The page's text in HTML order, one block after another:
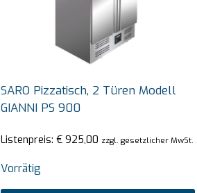
SARO Pizzatisch, 2 Türen Modell
GIANNI PS 900
Listenpreis: €925,00 zzgl. gesetzlicher MwSt.
Vorrätig